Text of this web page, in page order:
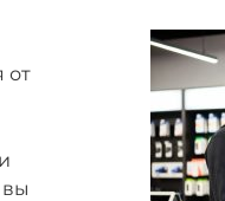
от
вы